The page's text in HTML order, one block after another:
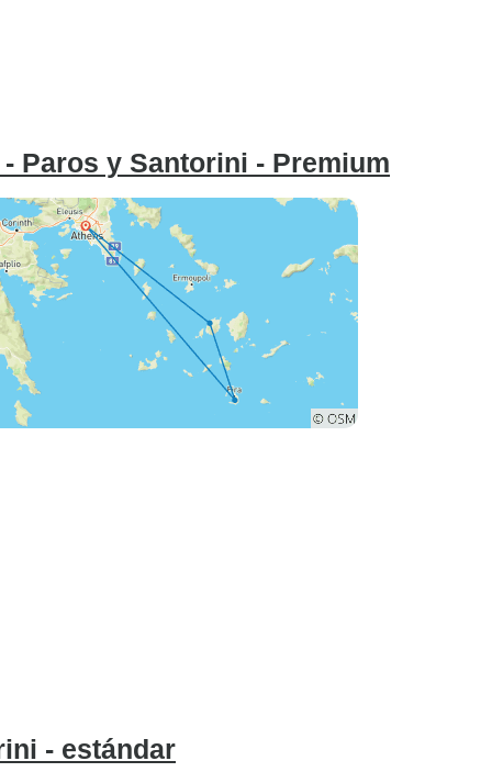
Paros y Santorini - Premium
- estándar